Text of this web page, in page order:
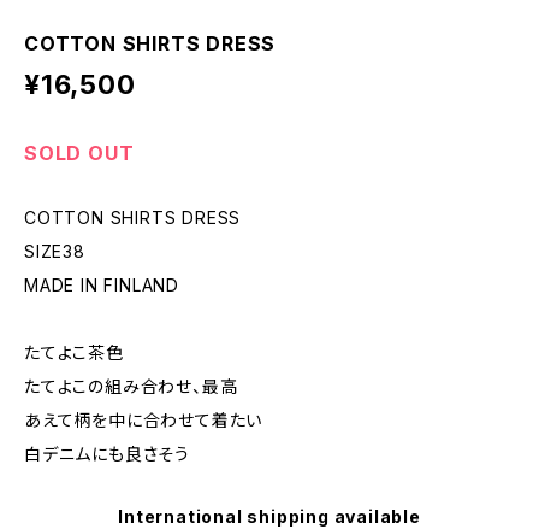
COTTON SHIRTS DRESS
¥16,500
SOLD OUT
COTTON SHIRTS DRESS
SIZE38
MADE IN FINLAND
たてよこ茶色
たてよこの組み合わせ、最高
あえて柄を中に合わせて着たい
白デニムにも良さそう
International shipping available